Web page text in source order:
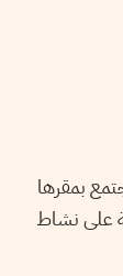
بمقرها
على نشاط